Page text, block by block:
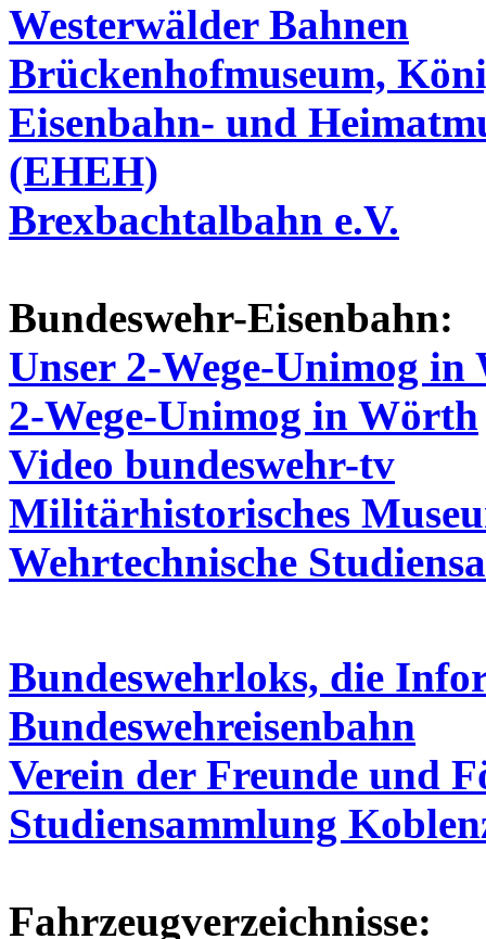
Westerwälder Bahnen
Brückenhofmuseum,
Eisenbahn- und
(EHEH)
Brexbachtalbahn e.V.
Bundeswehr-Eisenbahn:
Unser 2-Wege-Unimog in
2-Wege-Unimog in Wörth
Video bundeswehr-tv
Militärhistorisches
Wehrtechnische
Bundeswehrloks, die
Bundeswehreisenbahn
Verein der Freunde und
Studiensammlung
Fahrzeugverzeichnisse: